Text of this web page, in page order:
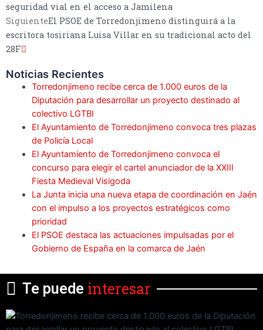
seguridad vial en el acceso a Jamilena
SiguienteEl PSOE de Torredonjimeno distinguirá a la
escritora tosiriana Luisa Villar en su tradicional acto del
28F
Noticias Recientes
Torredonjimeno recibe cerca de 1.000 euros de la
Diputación para desarrollar un proyecto destinado al
colectivo LGTBI
El Ayuntamiento de Torredonjimeno convoca tres plazas
de Policía Local
El Ayuntamiento de Torredonjimeno convoca el
concurso para elegir el cartel anunciador de la XXIII
Fiesta Medieval Visigoda
La Junta inicia una nueva etapa de coordinación en Jaén
con el impulso a los proyectos estratégicos como
prioridad
El PSOE destaca las actuaciones impulsadas por el
Gobierno de España en la comarca de Jaén
Te puede interesar